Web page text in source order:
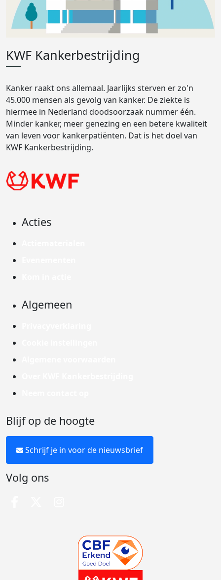
KWF Kankerbestrijding
Kanker raakt ons allemaal. Jaarlijks sterven er zo'n
45.000 mensen als gevolg van kanker. De ziekte is
hiermee in Nederland doodsoorzaak nummer één.
Minder kanker, meer genezing en een betere kwaliteit
van leven voor kankerpatiënten. Dat is het doel van
KWF Kankerbestrijding.
Acties
Algemeen
Blijf op de hoogte
Schrijf je in voor de nieuwsbrief
Volg ons